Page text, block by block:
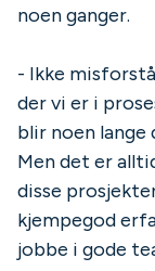
noen ganger.
- Ikke
der vi er i
blir noen lange
Men det er
disse
kjempegod
jobbe i gode